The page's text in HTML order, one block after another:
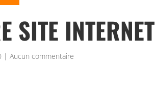
SITE INTERNET
| Aucun commentaire